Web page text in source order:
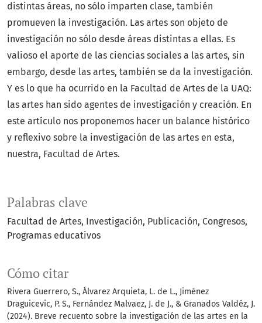
Palabras clave
Facultad de Artes Investigación Publicación Congresos
Programas educativos
Cómo citar
Rivera Guerrero, S., Álvarez Arquieta, L. de L., Jiménez
Draguicevic, P. S., Fernández Malvaez, J. de J., & Granados Valdéz, J.
(2024). Breve recuento sobre la investigación de las artes en la
distintas áreas, no sólo imparten clase, también
promueven la investigación. Las artes son objeto de
investigación no sólo desde áreas distintas a ellas. Es
valioso el aporte de las ciencias sociales a las artes, sin
embargo, desde las artes, también se da la investigación.
Y es lo que ha ocurrido en la Facultad de Artes de la UAQ:
las artes han sido agentes de investigación y creación. En
este artículo nos proponemos hacer un balance histórico
y reflexivo sobre la investigación de las artes en esta,
nuestra, Facultad de Artes.